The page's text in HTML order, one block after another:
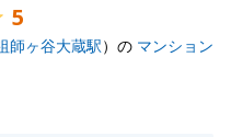
。
いいたします。
5
師ヶ谷大蔵駅）の マンション